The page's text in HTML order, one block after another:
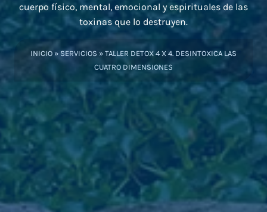
cuerpo físico, mental, emocional y espirituales de las
toxinas que lo destruyen.
INICIO » SERVICIOS » TALLER DETOX 4 X 4. DESINTOXICA LAS
CUATRO DIMENSIONES